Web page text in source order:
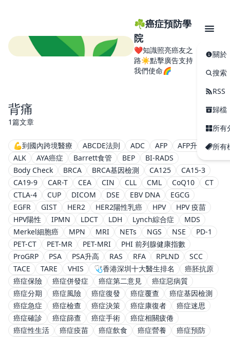
☘️癌症預防學
院
❤️知識照亮癌友之
路☀️點擊廣告支持
我們使命🌈
關於
搜索
RSS
歸檔
所有
所有
背痛
1篇文章
💪到國內跨境醫療 ABCDE法則 ADC AFP
AFP升高
ALK
AYA癌症 Barrett食管 BEP
BI-RADS
Body Check
BRCA BRCA基因檢測 CA125
CA15-3
CA19-9
CAR-T CEA CIN CLL CML CoQ10
CT
CTLA-4
CUP DICOM DSE EBV DNA
EGCG
EGFR
GIST HER2 HER2陽性乳癌 HPV
HPV 疫苗
HPV陽性
IPMN LDCT LDH Lynch綜合症
MDS
Merkel細胞癌
MPN MRI NETs NGS NSE
PD-1
PET-CT
PET-MR PET-MRI
PHI 前列腺健康指數
ProGRP
PSA PSA升高 RAS RFA RPLND
SCC
TACE
TARE VHIS 🩺香港深圳十大醫生排名
癌胚抗原
癌症保險
癌症併發症 癌症第二意見
癌症惡病質
癌症分期
癌症風險 癌症復發 癌症覆查
癌症基因檢測
癌症急症
癌症檢查 癌症決策 癌症康復者
癌症迷思
癌症確診
癌症篩查 癌症手術
癌症相關疲倦
癌症性生活
癌症疫苗 癌症飲食 癌症營養
癌症預防